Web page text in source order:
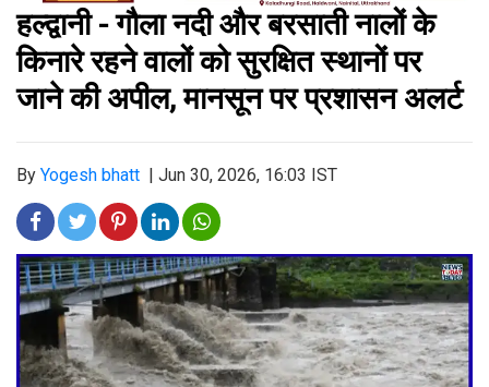
हल्द्वानी - गौला नदी और बरसाती नालों के
किनारे रहने वालों को सुरक्षित स्थानों पर
जाने की अपील, मानसून पर प्रशासन अलर्ट
By Yogesh bhatt Jun 30, 2026, 16:03 IST